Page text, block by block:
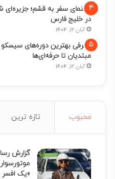
راهنمای سفر به قشم؛ جزیره‌ای
در خلیج فارس
آبان 12, 1404
معرفی بهترین دوره‌های سیسکو
مبتدیان تا حرفه‌ای‌ها
آبان 12, 1404
محبوب تازه ترین
گزارش
«یک افسر